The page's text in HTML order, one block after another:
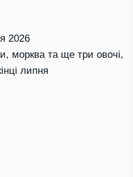
2026
морква та ще три овочі,
липня